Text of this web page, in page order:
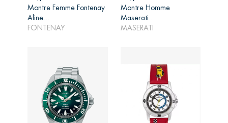
Montre Femme Fontenay
Aline...
FONTENAY
AJOUTER AU
Montre Homme
Maserati...
MASERATI
AJOUTER AU
PANIER